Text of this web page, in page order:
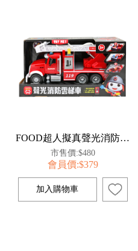
FOOD超人擬真聲光消防雲梯車
市售價:$480
會員價:$379